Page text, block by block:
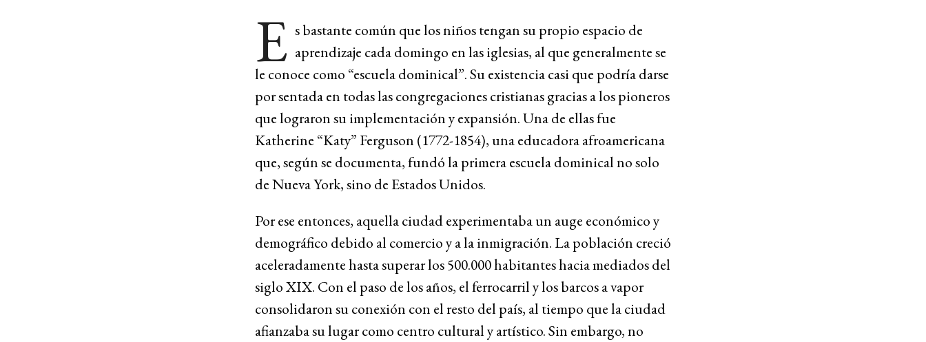
E s bastante común que los niños tengan su propio espacio de
aprendizaje cada domingo en las iglesias, al que generalmente se
le conoce como “escuela dominical”. Su existencia casi que podría darse
por sentada en todas las congregaciones cristianas gracias a los pioneros
que lograron su implementación y expansión. Una de ellas fue
Katherine “Katy” Ferguson (1772-1854), una educadora afroamericana
que, según se documenta, fundó la primera escuela dominical no solo
de Nueva York, sino de Estados Unidos.
Por ese entonces, aquella ciudad experimentaba un auge económico y
demográfico debido al comercio y a la inmigración. La población creció
aceleradamente hasta superar los 500.000 habitantes hacia mediados del
siglo XIX. Con el paso de los años, el ferrocarril y los barcos a vapor
consolidaron su conexión con el resto del país, al tiempo que la ciudad
afianzaba su lugar como centro cultural y artístico. Sin embargo, no